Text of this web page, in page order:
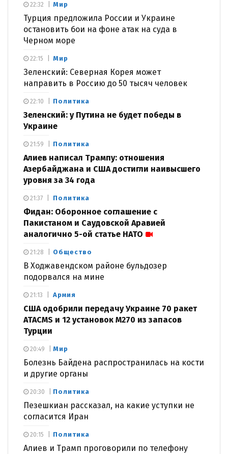
Мир
Турция предложила России и Украине
остановить бои на фоне атак на суда в
Черном море
22:32
Мир
Зеленский: Северная Корея может
направить в Россию до 50 тысяч человек
22:15
Политика
Зеленский: у Путина не будет победы в
Украине
22:10
Политика
Алиев написал Трампу: отношения
Азербайджана и США достигли наивысшего
уровня за 34 года
21:59
Политика
Фидан: Оборонное соглашение с
Пакистаном и Саудовской Аравией
аналогично 5-ой статье НАТО
21:37
Общество
В Ходжавендском районе бульдозер
подорвался на мине
21:28
Армия
США одобрили передачу Украине 70 ракет
ATACMS и 12 установок M270 из запасов
Турции
21:13
Мир
Болезнь Байдена распространилась на кости
и другие органы
20:49
Политика
Пезешкиан рассказал, на какие уступки не
согласится Иран
20:30
Политика
Алиев и Трамп проговорили по телефону
20:15